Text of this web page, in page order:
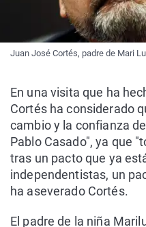
Juan José Cortés, padre de Mari
En una visita que ha
Cortés ha considerado
cambio y la confianza
Pablo Casado", ya que
tras un pacto que ya
independentistas, un
ha aseverado Cortés.
El padre de la niña